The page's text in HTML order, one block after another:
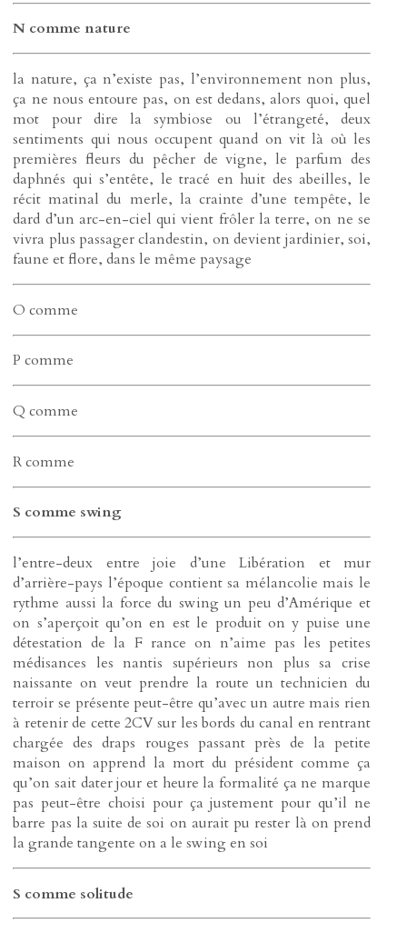
N comme nature
la nature, ça n’existe pas, l’environnement non plus,
ça ne nous entoure pas, on est dedans, alors quoi, quel
mot pour dire la symbiose ou l’étrangeté, deux
sentiments qui nous occupent quand on vit là où les
premières fleurs du pêcher de vigne, le parfum des
daphnés qui s’entête, le tracé en huit des abeilles, le
récit matinal du merle, la crainte d’une tempête, le
dard d’un arc-en-ciel qui vient frôler la terre, on ne se
vivra plus passager clandestin, on devient jardinier, soi,
faune et flore, dans le même paysage
O comme
P comme
Q comme
R comme
S comme swing
l’entre-deux entre joie d’une Libération et mur
d’arrière-pays l’époque contient sa mélancolie mais le
rythme aussi la force du swing un peu d’Amérique et
on s’aperçoit qu’on en est le produit on y puise une
détestation de la F rance on n’aime pas les petites
médisances les nantis supérieurs non plus sa crise
naissante on veut prendre la route un technicien du
terroir se présente peut-être qu’avec un autre mais rien
à retenir de cette 2CV sur les bords du canal en rentrant
chargée des draps rouges passant près de la petite
maison on apprend la mort du président comme ça
qu’on sait dater jour et heure la formalité ça ne marque
pas peut-être choisi pour ça justement pour qu’il ne
barre pas la suite de soi on aurait pu rester là on prend
la grande tangente on a le swing en soi
S comme solitude